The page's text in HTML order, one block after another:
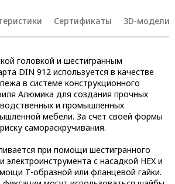
Сертификаты 3D-модели
головкой и шестигранным
DIN 912 используется в качестве
в системе конструкционного
Алюмика для создания прочных
и промышленных
мебели. За счет своей формы
самораскручивания.
при помощи шестигранного
электроинструмента с насадкой HEX и
Т-образной или фланцевой гайки.